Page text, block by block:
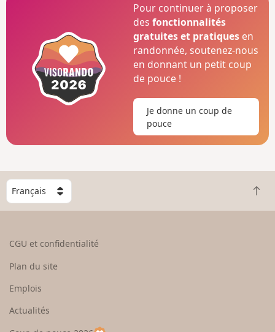
Pour continuer à proposer
desfonctionnalités
gratuites et pratiques en
randonnée, soutenez-nous
en donnant un petit coup
de pouce !
Je donne un coup de
pouce
C
o
e
u
R
e
CGU et confidentialité
Plan du site
Emplois
Actualités